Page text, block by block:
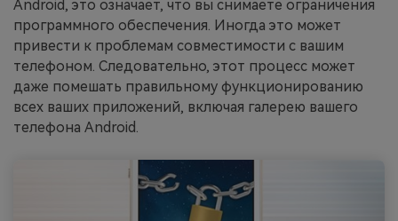
Android, это означает, что вы снимаете ограничения
программного обеспечения. Иногда это может
привести к проблемам совместимости с вашим
телефоном. Следовательно, этот процесс может
даже помешать правильному функционированию
всех ваших приложений, включая галерею вашего
телефона Android.